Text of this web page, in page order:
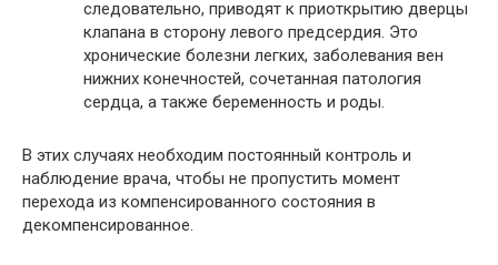
следовательно, приводят к приоткрытию дверцы
клапана в сторону левого предсердия. Это
хронические болезни легких, заболевания вен
нижних конечностей, сочетанная патология
сердца, а также беременность и роды.
В этих случаях необходим постоянный контроль и
наблюдение врача, чтобы не пропустить момент
перехода из компенсированного состояния в
декомпенсированное.